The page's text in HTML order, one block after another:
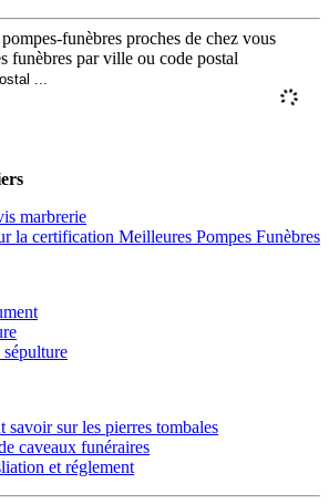
funèbres proches de chez vous
funèbres par ville ou code postal
marbrerie
la certification Meilleures Pompes Funèbres
savoir sur les pierres tombales
caveaux funéraires
et réglement